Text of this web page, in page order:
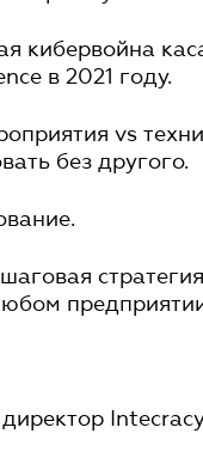
кибервойна
в 2021 году.
vs
без другого.